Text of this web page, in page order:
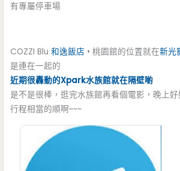
有專屬停車場
COZZI Blu和逸飯店 • 桃園館的位置就在新光
是連在一起的
近期很轟動的Xpark水族館就在隔壁喲
是不是很棒，逛完水族館再看個電影，晚上
行程相當的順啊~~~